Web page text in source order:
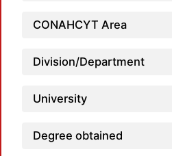
CONAHCYT Area
Division/Department
University
Degree obtained